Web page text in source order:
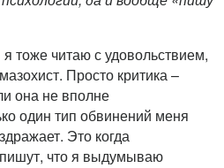
тоже читаю с удовольствием,
Просто критика –
она не вполне
один тип обвинений меня
Это когда
что я выдумываю